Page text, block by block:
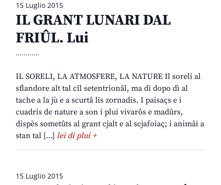
15 Luglio 2015
IL GRANT LUNARI DAL
FRIÛL. Lui
............
IL SORELI, LA ATMOSFERE, LA NATURE Il soreli al
sflandore alt tal cîl setentrionâl, ma dì dopo dì al
tache a la jù e a scurtâ lis zornadis. I paisaçs e i
cuadris de nature a son i plui vivarôs e madûrs,
dispès sometûts al grant cjalt e al scjafoiaç; i animâi a
stan tal […] lei di plui +
15 Luglio 2015